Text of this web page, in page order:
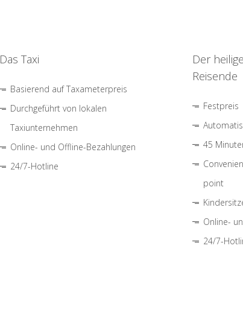
Das Taxi
Basierend auf Taxameterpreis
Durchgeführt von lokalen
Taxiunternehmen
Online- und Offline-Bezahlungen
24/7-Hotline
Der
Reisende
Festpreis
45
point
Online-
24/7-